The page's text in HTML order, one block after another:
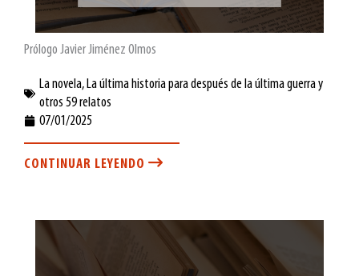
Prólogo Javier Jiménez Olmos
La novela, La última historia para después de la última guerra y
otros 59 relatos
07/01/2025
CONTINUAR LEYENDO